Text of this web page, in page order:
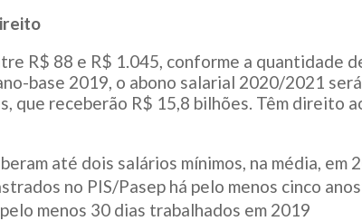
R$ 88 e R$ 1.045, conforme a quantidade
base 2019, o abono salarial 2020/2021
que receberão R$ 15,8 bilhões. Têm direito
até dois salários mínimos, na média, em
no PIS/Pasep há pelo menos cinco
menos 30 dias trabalhados em 2019